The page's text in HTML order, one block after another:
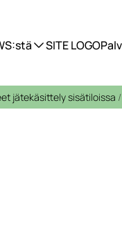
SITE LOGO
jätekäsittely sisätiloissa /